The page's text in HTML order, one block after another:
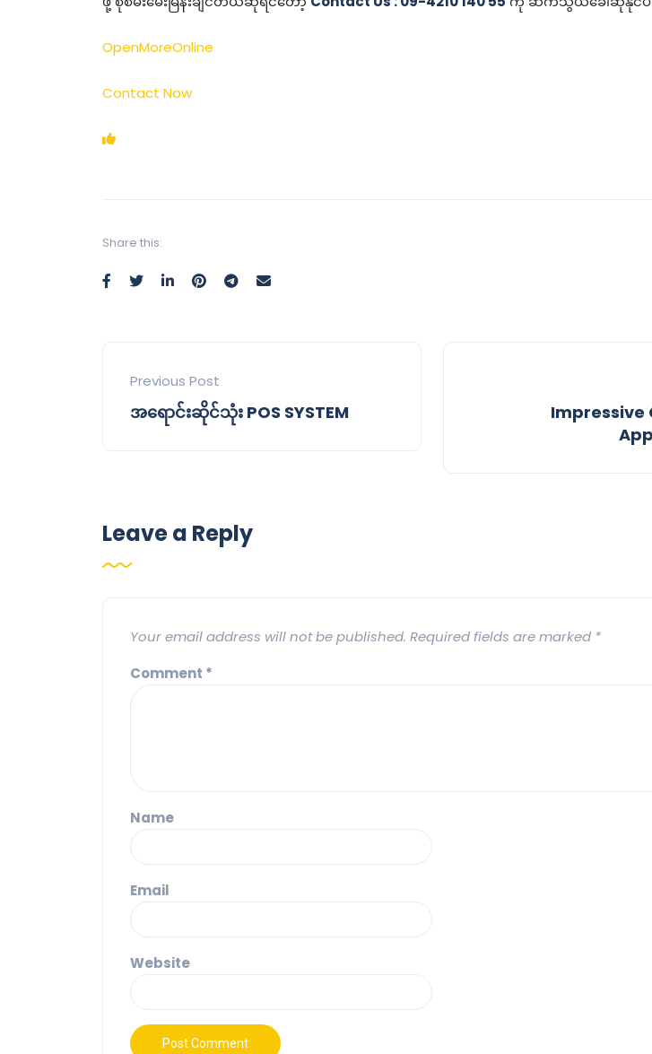
OpenMoreOnline
Contact Now
Share this:
Previous Post
အရောင်းဆိုင်သုံး POS SYSTEM
Impressive
Leave a Reply
Your email address will not be published. Required fields are marked *
Comment *
Name
Email
Website